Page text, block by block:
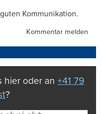
Kommunikation.
Kommentar melden
hier oder an +41 79
?